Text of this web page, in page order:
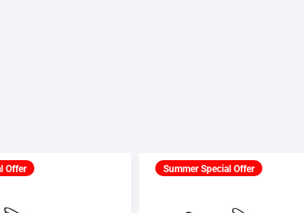
Offer Summer Special Offer